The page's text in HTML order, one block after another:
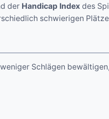
der Handicap Index des
schwierigen
Schlägen